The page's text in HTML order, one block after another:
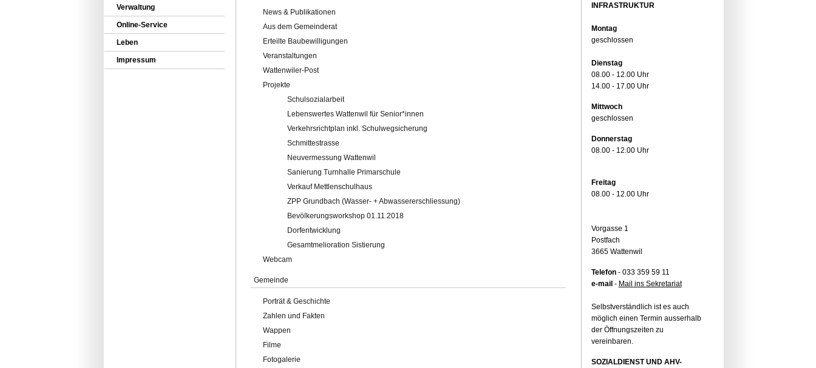
Verwaltung
Online-Service
Leben
Impressum
News & Publikationen
Aus dem Gemeinderat
Erteilte Baubewilligungen
Veranstaltungen
Wattenwiler-Post
Projekte
Schulsozialarbeit
Lebenswertes Wattenwil für Senior*innen
Verkehrsrichtplan inkl. Schulwegsicherung
Schmittestrasse
Neuvermessung Wattenwil
Sanierung Turnhalle Primarschule
Verkauf Mettlenschulhaus
ZPP Grundbach (Wasser- + Abwassererschliessung)
Bevölkerungsworkshop 01.11.2018
Dorfentwicklung
Gesamtmelioration Sistierung
Webcam
Gemeinde
Porträt & Geschichte
Zahlen und Fakten
Wappen
Filme
Fotogalerie
INFRASTRUKTUR
Montag
geschlossen
Dienstag
08.00 - 12.00 Uhr
14.00 - 17.00 Uhr
Mittwoch
geschlossen
Donnerstag
08.00 - 12.00 Uhr
Freitag
08.00 - 12.00 Uhr
Vorgasse 1
Postfach
3665 Wattenwil
Telefon- 033 359 59 11
e-mail - Mail ins Sekretariat
Selbstverständlich ist es auch
möglich einen Termin ausserhalb
der Öffnungszeiten zu
vereinbaren.
SOZIALDIENST UND AHV-